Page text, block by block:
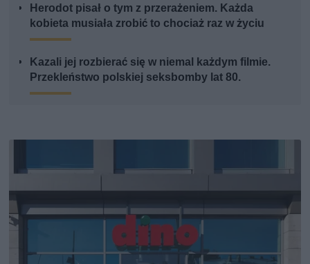
Herodot pisał o tym z przerażeniem. Każda
kobieta musiała zrobić to chociaż raz w życiu
Kazali jej rozbierać się w niemal każdym filmie.
Przekleństwo polskiej seksbomby lat 80.